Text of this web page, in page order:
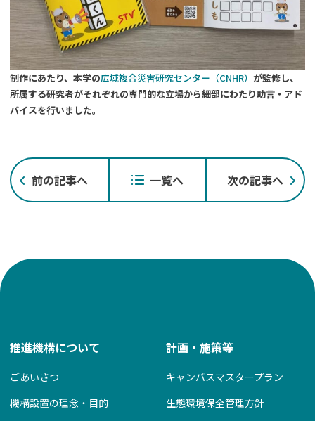
制作にあたり、本学の広域複合災害研究センター（CNHR） が監修し、
所属する研究者がそれぞれの専門的な立場から細部にわたり助言・アド
バイスを行いました。
稿
ナ
前の記事へ 一覧へ 次の記事へ
推進機構について
ごあいさつ
機構設置の理念・目的
計画・施策等
キャンパスマスタープラン
生態環境保全管理方針